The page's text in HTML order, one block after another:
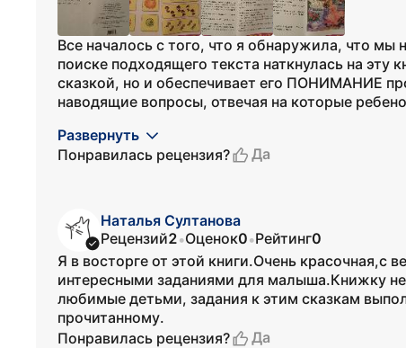
Все началось с того, что я обнаружила, что мы
поиске подходящего текста наткнулась на эту
сказкой, но и обеспечивает его ПОНИМАНИЕ
наводящие вопросы, отвечая на которые
Развернуть
Понравилась рецензия?
Да
Наталья Султанова
Рецензий2•Оценок0•Рейтинг0
Я в восторге от этой книги.Очень
интересными заданиями для малыша.Книжку
любимые детьми, задания к этим сказкам
прочитанному.
Понравилась рецензия?
Да